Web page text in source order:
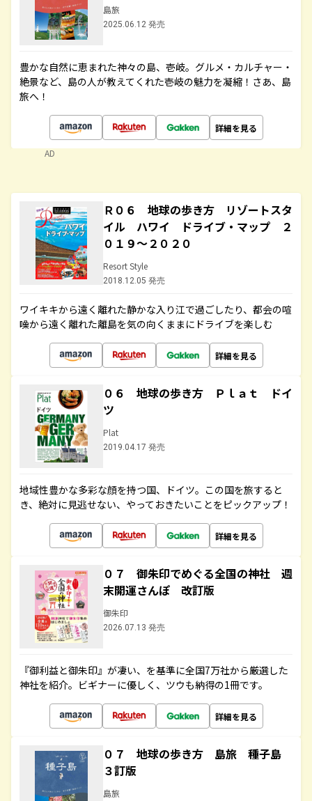
島旅
2025.06.12 発売
豊かな自然に恵まれた神々の島、壱岐。グルメ・カルチャー・
絶景など、島の人が教えてくれた壱岐の魅力を凝縮！さあ、島
旅へ！
詳細を見る
AD
Ｒ０６ 地球の歩き方 リゾートスタ
イル ハワイ ドライブ・マップ ２
０１９～２０２０
Resort Style
2018.12.05 発売
ワイキキから遠く離れた静かな入り江で過ごしたり、都会の喧
噪から遠く離れた離島を気の向くままにドライブを楽しむ
詳細を見る
０６ 地球の歩き方 Ｐｌａｔ ドイ
ツ
Plat
2019.04.17 発売
地域性豊かな多彩な顔を持つ国、ドイツ。この国を旅すると
き、絶対に見逃せない、やっておきたいことをピックアップ！
詳細を見る
０７ 御朱印でめぐる全国の神社 週
末開運さんぽ 改訂版
御朱印
2026.07.13 発売
『御利益と御朱印』が凄い、を基準に全国7万社から厳選した
神社を紹介。ビギナーに優しく、ツウも納得の1冊です。
詳細を見る
０７ 地球の歩き方 島旅 種子島
３訂版
島旅